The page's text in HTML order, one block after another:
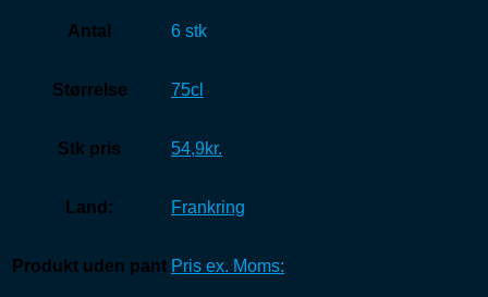
Antal 6 stk
Størrelse 75cl
Stk pris 54,9kr.
Land: Frankring
Produkt uden pant Pris ex. Moms: